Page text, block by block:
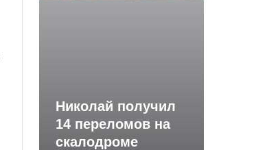
Николай получил
14 переломов на
скалодроме